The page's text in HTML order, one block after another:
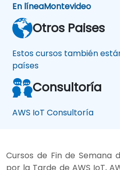
En líneaMontevideo
Otros Paises
Estos cursos también
países
Consultoría
AWS IoT Consultoría
Cursos de Fin de Semana